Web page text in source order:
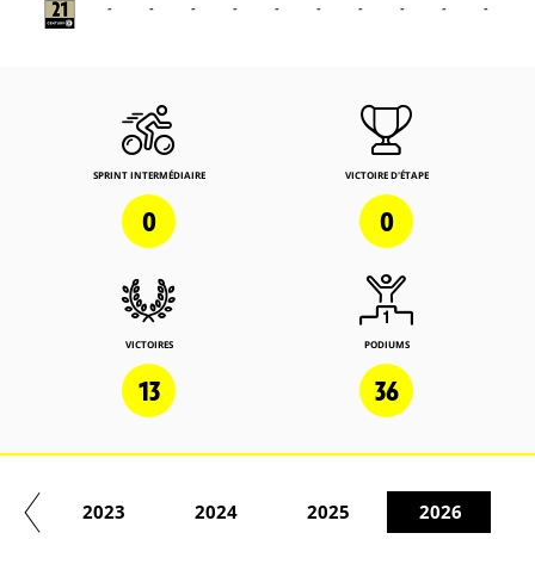
- - - - - - - - - -
SPRINT INTERMÉDIAIRE
0
VICTOIRE D'ÉTAPE
0
VICTOIRES
13
PODIUMS
36
2023 2024 2025 2026